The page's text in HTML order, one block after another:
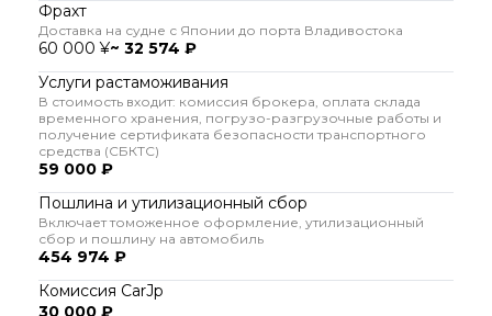
Фрахт
Доставка на судне с Японии до порта Владивостока
60 000 ¥~ 32 574 ₽
Услуги растаможивания
В стоимость входит: комиссия брокера, оплата склада
временного хранения, погрузо-разгрузочные работы и
получение сертификата безопасности транспортного
средства (СБКТС)
59 000 ₽
Пошлина и утилизационный сбор
Включает томоженное оформление, утилизационный
сбор и пошлину на автомобиль
454 974 ₽
Комиссия CarJp
30 000 ₽